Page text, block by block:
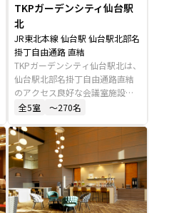
TKPガーデンシティ仙台駅
北
JR東北本線 仙台駅 仙台駅北部名
掛丁自由通路 直結
TKPガーデンシティ仙台駅北は、
仙台駅北部名掛丁自由通路直結
のアクセス良好な会議室施設で
す。天井高5mのバンケットホー
議、研修、懇親会など多様な用
途に対応しています。宴会場・
会議室・ホテルの機能を兼ね備
えたハイブリッド型施設です。
全5室 〜270名